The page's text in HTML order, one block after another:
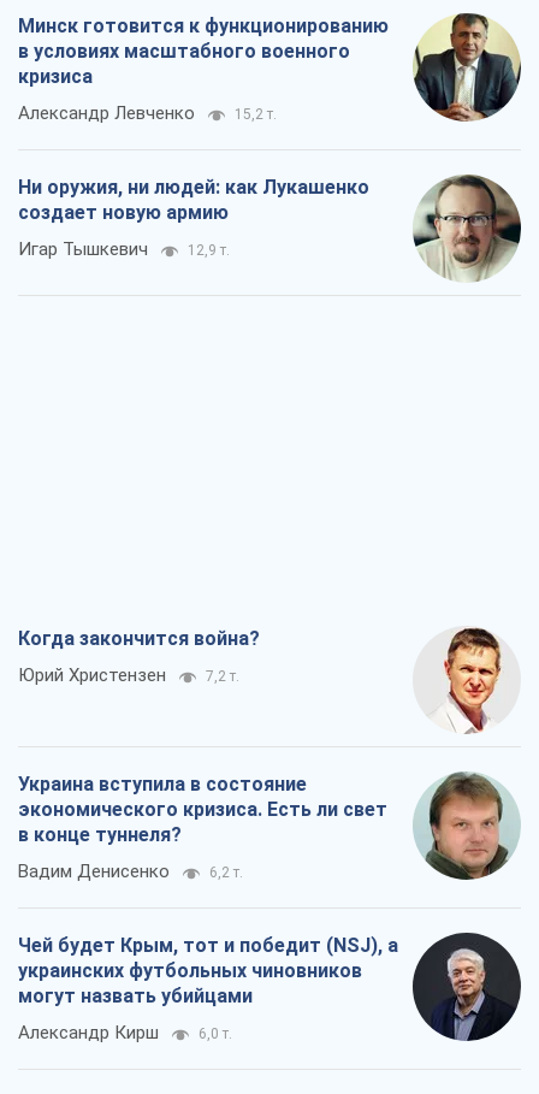
Минск готовится к функционированию
в условиях масштабного военного
кризиса
Александр Левченко 15,2 т.
Ни оружия, ни людей: как Лукашенко
создает новую армию
Игар Тышкевич 12,9 т.
Когда закончится война?
Юрий Христензен 7,2 т.
Украина вступила в состояние
экономического кризиса. Есть ли свет
в конце туннеля?
Вадим Денисенко 6,2 т.
Чей будет Крым, тот и победит (NSJ), а
украинских футбольных чиновников
могут назвать убийцами
Александр Кирш 6,0 т.